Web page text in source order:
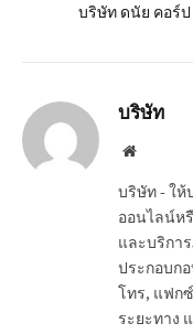
บริษัท ดนัย คอร์ป
บริษัท
Website
บริษัท - ใ
ออนไลน์ห
และบริกา
ประกอบก
โทร, แฟก
ระยะทาง